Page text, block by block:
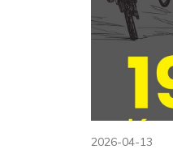
2026-04-13